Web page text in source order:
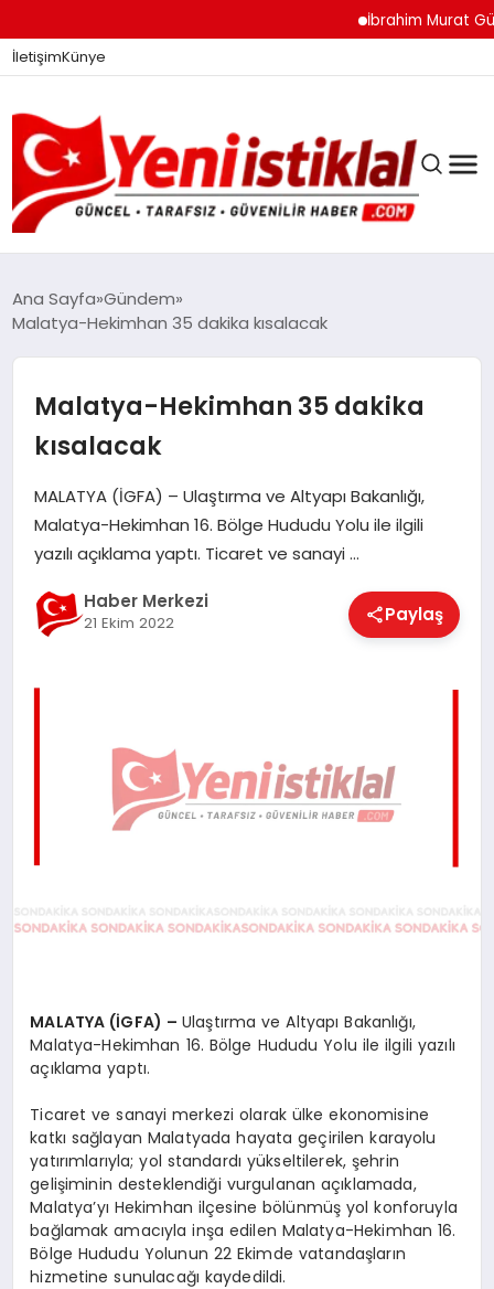
İbrahim Murat
İletişimKünye
GÜNDEM
DÜNYA
EĞITIM
EKONOMI
MAGAZIN
TEKNOLOJI
Ana Sayfa Gündem
Malatya-Hekimhan 35 dakika kısalacak
Malatya-Hekimhan 35 dakika
kısalacak
MALATYA (İGFA) – Ulaştırma ve Altyapı Bakanlığı,
Malatya-Hekimhan 16. Bölge Hududu Yolu ile ilgili
yazılı açıklama yaptı. Ticaret ve sanayi …
Haber Merkezi
21 Ekim 2022 Paylaş
MALATYA (İGFA) –Ulaştırma ve Altyapı Bakanlığı,
Malatya-Hekimhan 16. Bölge Hududu Yolu ile ilgili yazılı
açıklama yaptı.
Ticaret ve sanayi merkezi olarak ülke ekonomisine
katkı sağlayan Malatyada hayata geçirilen karayolu
yatırımlarıyla; yol standardı yükseltilerek, şehrin
gelişiminin desteklendiği vurgulanan açıklamada,
Malatya’yı Hekimhan ilçesine bölünmüş yol konforuyla
bağlamak amacıyla inşa edilen Malatya-Hekimhan 16.
Bölge Hududu Yolunun 22 Ekimde vatandaşların
hizmetine sunulacağı kaydedildi.